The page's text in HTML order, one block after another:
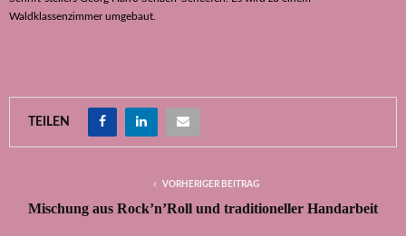
Waldklassenzimmer umgebaut.
TEILEN
VORHERIGER BEITRAG
Mischung aus Rock’n’Roll und traditioneller Handarbeit